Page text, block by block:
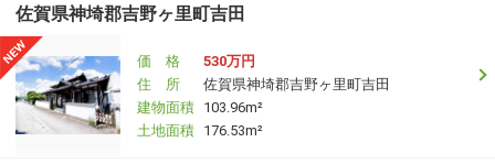
佐賀県神埼郡吉野ヶ里町吉田
価 格
530万円
住 所
佐賀県神埼郡吉野ヶ里町吉田
建物面積 103.96m²
土地面積 176.53m²